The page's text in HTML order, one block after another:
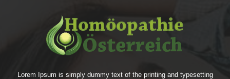
Lorem Ipsum is simply dummy text of the printing and typesetting